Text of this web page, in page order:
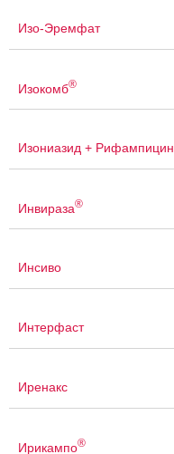
Изо-Эремфат
Изокомб®
Изониазид + Рифампицин
Инвираза®
Инсиво
Интерфаст
Иренакс
Ирикампо®